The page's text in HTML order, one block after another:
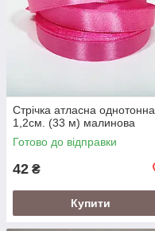
Стрічка атласна однотонна
1,2см. (33 м) малинова
Готово до відправки
42 ₴
Купити